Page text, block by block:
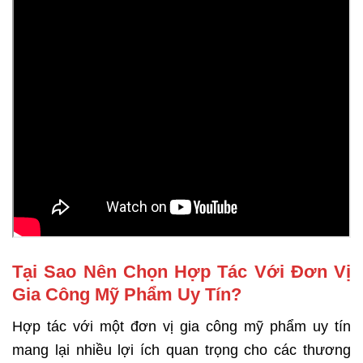
Tại Sao Nên Chọn Hợp Tác Với Đơn Vị
Gia Công Mỹ Phẩm Uy Tín?
Hợp tác với một đơn vị gia công mỹ phẩm uy tín
mang lại nhiều lợi ích quan trọng cho các thương